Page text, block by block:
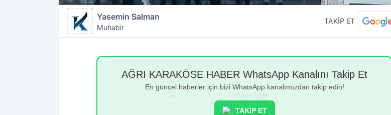
Yasemin Salman
Muhabir
TAKİP ET
AĞRI KARAKÖSE HABER WhatsApp Kanalını Takip Et
En güncel haberler için bizi WhatsApp kanalımızdan takip edin!
TAKİP ET